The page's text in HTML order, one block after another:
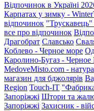
Відпочинок в Україні
Карпатах у зимку -
відпочинок "Трускавець"
все про відпочинок
Драгобрат Славсько
Коблево - Черное море
Каролино-Бугаз -
MedoveMisto.com -
магазин для бджолярів
Region Touch-IT "Фабрика
Запоріжжі Штори та
Запоріжжі Захисник -